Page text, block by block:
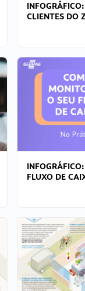
CLIENTES DO
FLUXO DE